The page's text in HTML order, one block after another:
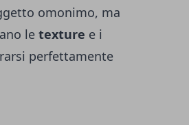
omonimo, ma
le texture e i
perfettamente